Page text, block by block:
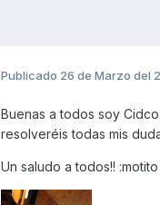
Publicado 26 de Marzo del
Buenas a todos soy
resolveréis todas mis
Un saludo a todos!! :motito